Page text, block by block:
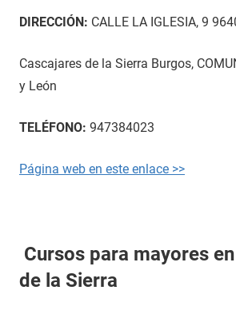
DIRECCIÓN: CALLE LA IGLESIA, 9
Cascajares de la Sierra Burgos,
y León
TELÉFONO: 947384023
Página web en este enlace >>
Cursos para mayores
de la Sierra